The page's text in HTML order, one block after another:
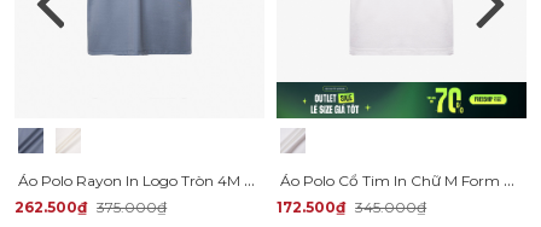
Áo Polo Rayon In Logo Tròn 4M Form Regular PO160
262.500₫ 375.000₫
Áo Polo Cổ Tim In Chữ M Form Regular PO147
172.500₫ 345.000₫